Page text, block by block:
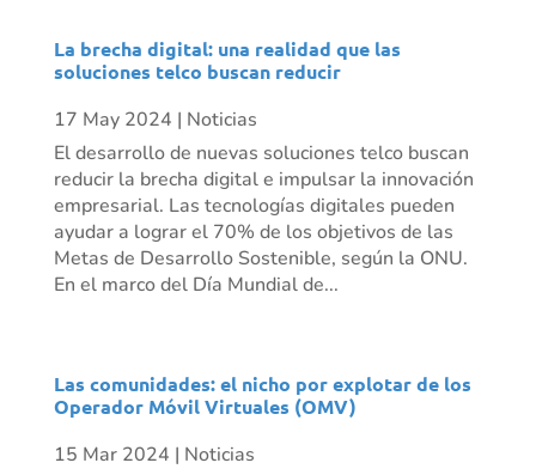
La brecha digital: una realidad que las
soluciones telco buscan reducir
17 May 2024 | Noticias
El desarrollo de nuevas soluciones telco buscan
reducir la brecha digital e impulsar la innovación
empresarial. Las tecnologías digitales pueden
ayudar a lograr el 70% de los objetivos de las
Metas de Desarrollo Sostenible, según la ONU.
En el marco del Día Mundial de...
Las comunidades: el nicho por explotar de los
Operador Móvil Virtuales (OMV)
15 Mar 2024 | Noticias